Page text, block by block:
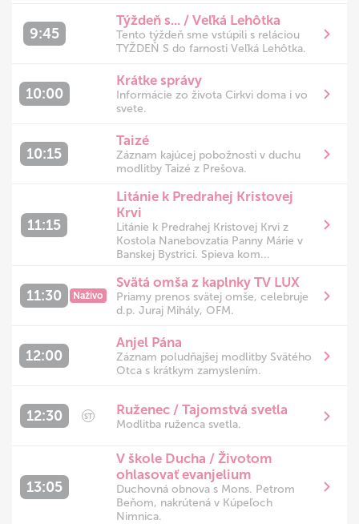
9:45
Týždeň s... / Veľká Lehôtka
Tento týždeň sme vstúpili s reláciou
TYŽDEŇ S do farnosti Veľká Lehôtka.
10:00
Krátke správy
Informácie zo života Cirkvi doma i vo
svete.
10:15
Taizé
Záznam kajúcej pobožnosti v duchu
modlitby Taizé z Prešova.
11:15
Litánie k Predrahej Kristovej
Krvi
Litánie k Predrahej Kristovej Krvi z
Kostola Nanebovzatia Panny Márie v
Banskej Bystrici. Spieva kom...
11:30 Naživo
Svätá omša z kaplnky TV LUX
Priamy prenos svätej omše, celebruje
d.p. Juraj Mihály, OFM.
12:00
Anjel Pána
Záznam poludňajšej modlitby Svätého
Otca s krátkym zamyslením.
12:30 ST Ruženec / Tajomstvá svetla
Modlitba ruženca svetla.
13:05
V škole Ducha / Životom
ohlasovať evanjelium
Duchovná obnova s Mons. Petrom
Beňom, nakrútená v Kúpeľoch
Nimnica.